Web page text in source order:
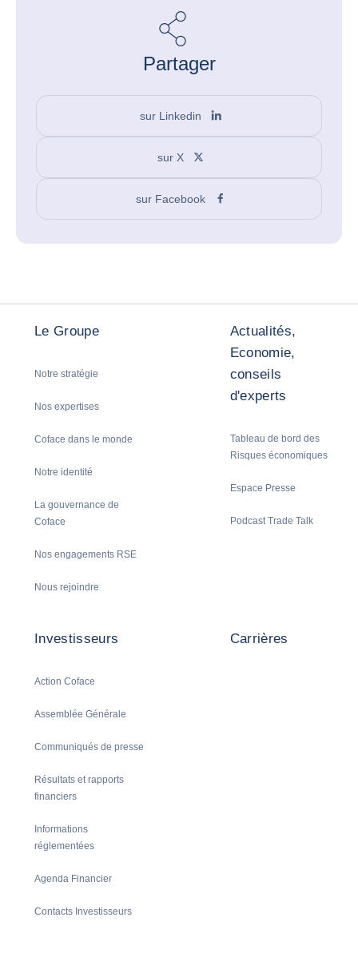
Partager
sur Linkedin
sur X
sur Facebook
Le Groupe
Notre stratégie
Nos expertises
Coface dans le monde
Notre identité
La gouvernance de
Coface
Nos engagements RSE
Nous rejoindre
Actualités,
Economie,
conseils
d'experts
Tableau de bord des
Risques économiques
Espace Presse
Podcast Trade Talk
Investisseurs
Action Coface
Assemblée Générale
Communiqués de presse
Résultats et rapports
financiers
Informations
réglementées
Agenda Financier
Contacts Investisseurs
Carrières